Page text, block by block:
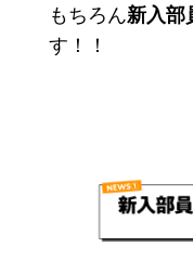
もちろん新入部
す！！